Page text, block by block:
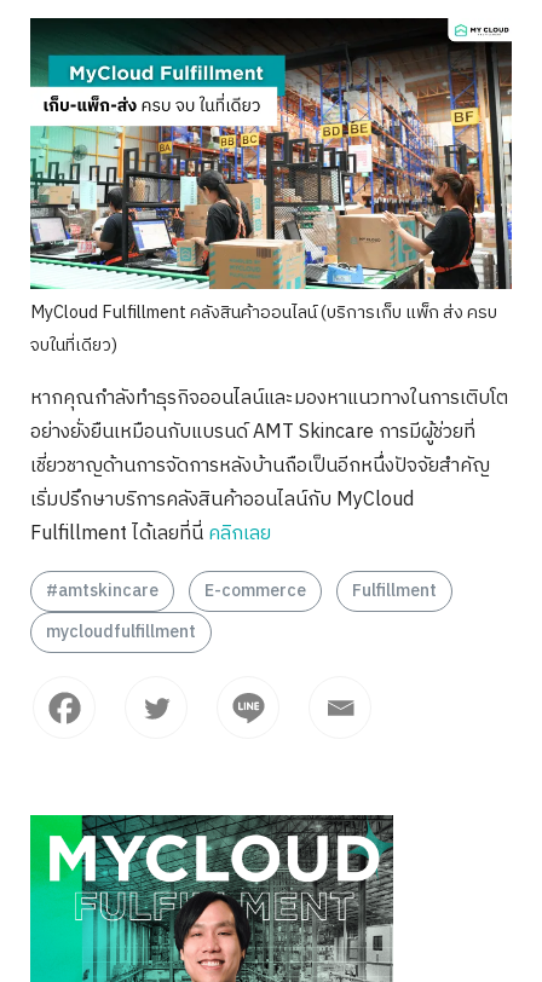
MyCloud Fulfillment คลังสินค้าออนไลน์ (บริการเก็บ แพ็ก ส่ง ครบ
จบในที่เดียว)
หากคุณกำลังทำธุรกิจออนไลน์และมองหาแนวทางในการเติบโต
อย่างยั่งยืนเหมือนกับแบรนด์ AMT Skincare การมีผู้ช่วยที่
เชี่ยวชาญด้านการจัดการหลังบ้านถือเป็นอีกหนึ่งปัจจัยสำคัญ
เริ่มปรึกษาบริการคลังสินค้าออนไลน์กับ MyCloud
Fulfillment ได้เลยที่นี่คลิกเลย
#amtskincare E-commerce
Fulfillment
mycloudfulfillment